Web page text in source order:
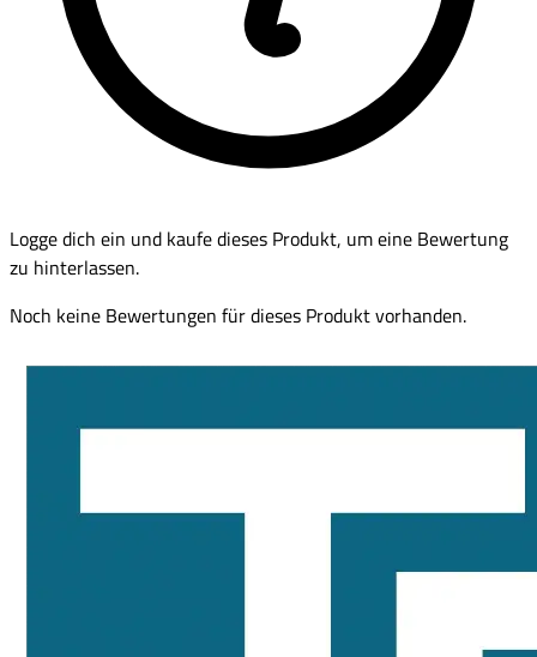
Logge dich ein und kaufe dieses Produkt, um eine Bewertung
zu hinterlassen.
Noch keine Bewertungen für dieses Produkt vorhanden.